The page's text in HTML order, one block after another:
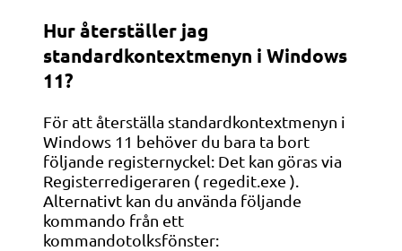
Hur återställer jag
standardkontextmenyn i Windows
11?
För att återställa standardkontextmenyn i
Windows 11 behöver du bara ta bort
följande registernyckel: Det kan göras via
Registerredigeraren ( regedit.exe ).
Alternativt kan du använda följande
kommando från ett
kommandotolksfönster: